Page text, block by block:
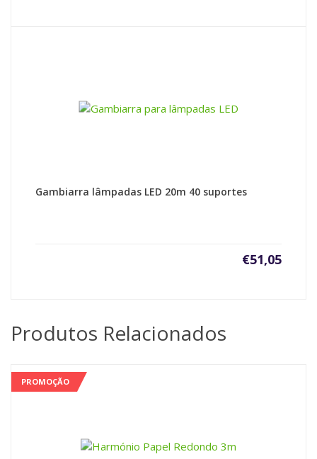
Gambiarra lâmpadas LED 20m 40 suportes
€51,05
Produtos Relacionados
PROMOÇÃO